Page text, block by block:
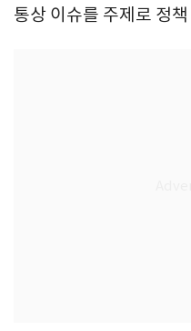
통상 이슈를 주제로 정